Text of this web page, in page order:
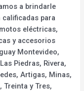
a brindarle
para
eléctricas,
y accesorios
Montevideo,
Piedras, Rivera,
Artigas, Minas,
Treinta y Tres,